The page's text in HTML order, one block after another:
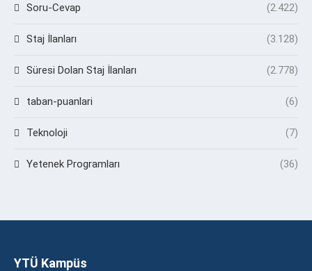
Soru-Cevap (2.422)
Staj İlanları (3.128)
Süresi Dolan Staj İlanları (2.778)
taban-puanlari (6)
Teknoloji (7)
Yetenek Programları (36)
YTÜ Kampüs